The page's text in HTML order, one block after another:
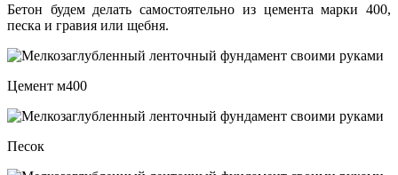
Бетон будем делать самостоятельно из цемента марки 400,
песка и гравия или щебня.
Цемент м400
Песок